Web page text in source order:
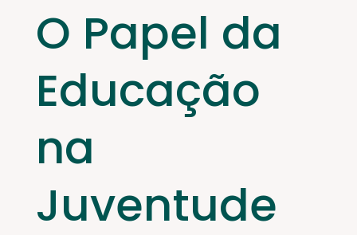
O Papel da
Educação
na
Juventude